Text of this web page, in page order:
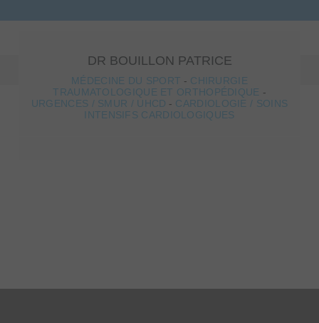
DR BOUILLON PATRICE
MÉDECINE DU SPORT - CHIRURGIE
TRAUMATOLOGIQUE ET ORTHOPÉDIQUE -
URGENCES / SMUR / UHCD - CARDIOLOGIE / SOINS
INTENSIFS CARDIOLOGIQUES